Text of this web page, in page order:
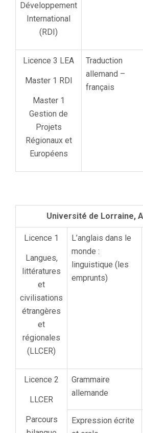
Développement
International
(RDI)
Licence 3 LEA
Master 1 RDI
Master 1
Gestion de
Projets
Régionaux et
Européens
Traduction
allemand –
français
Université de Lorraine,
Licence 1
Langues,
littératures
et
civilisations
étrangères
et
régionales
(LLCER)
L’anglais dans le
monde :
linguistique (les
emprunts)
Licence 2
LLCER
Parcours
Grammaire
allemande
Expression écrite